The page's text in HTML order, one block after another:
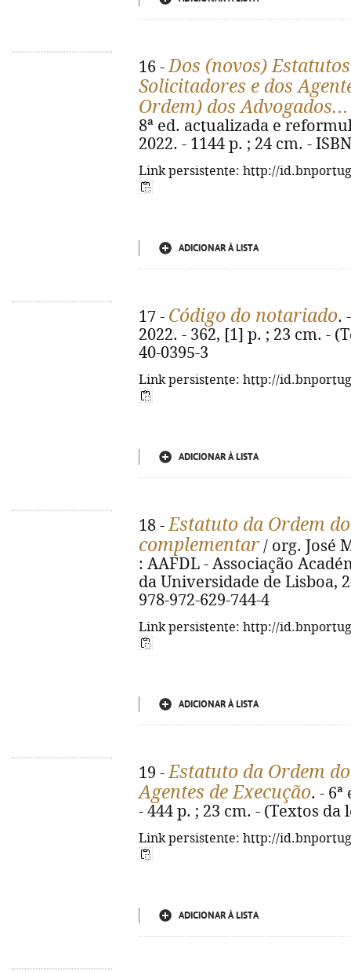
16 -Dos (novos)
Solicitadores e dos
Ordem) dos Advogados...
8ª ed. actualizada e
2022. - 1144 p. ; 24 cm. -
Link persistente: http://
ADICIONAR À LISTA
17 - Código do notariado.
2022. - 362, [1] p. ; 23 cm. -
40-0395-3
Link persistente: http://
ADICIONAR À LISTA
18 -Estatuto da Ordem
complementar / org. José
: AAFDL - Associação
da Universidade de Lisboa,
978-972-629-744-4
Link persistente: http://
ADICIONAR À LISTA
19 -Estatuto da Ordem
Agentes de Execução. -
- 444 p. ; 23 cm. - (Textos da
Link persistente: http://
ADICIONAR À LISTA